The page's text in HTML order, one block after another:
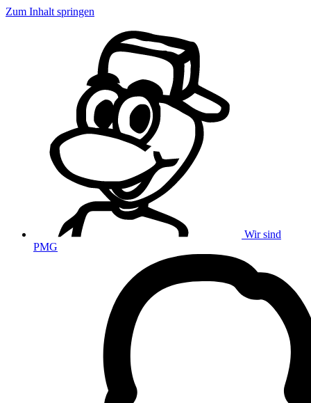
Zum Inhalt springen
Wir sind
PMG